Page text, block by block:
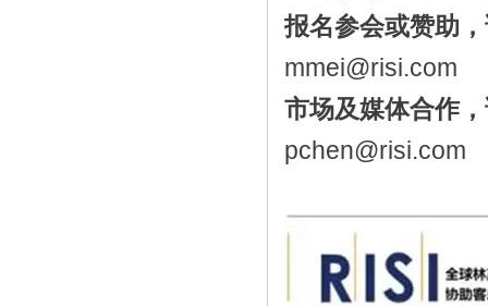
报名参会或赞助
mmei@risi.com
市场及媒体合作
pchen@risi.com